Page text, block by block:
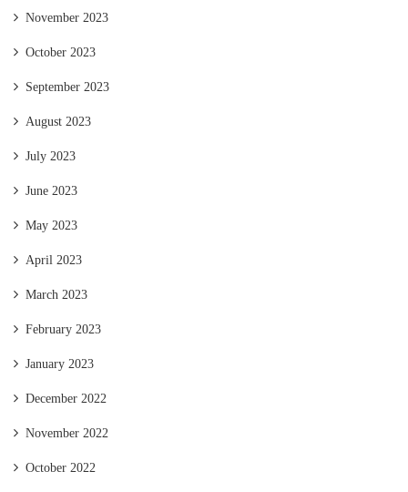
November 2023
October 2023
September 2023
August 2023
July 2023
June 2023
May 2023
April 2023
March 2023
February 2023
January 2023
December 2022
November 2022
October 2022